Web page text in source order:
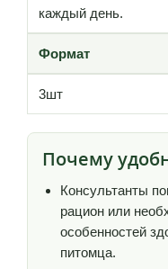
каждый день.
Формат
3шт
Почему
Консультанты
рацион или
особенностей
питомца.